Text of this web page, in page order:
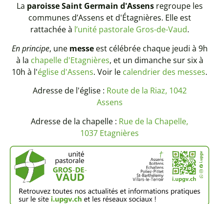
La paroisse Saint Germain d'Assensregroupe les
communes d’Assens et d'Étagnières. Elle est
rattachée à l’unité pastorale Gros-de-Vaud.
En principe, une messeest célébrée chaque jeudi à 9h
à la chapelle d'Etagnières, et un dimanche sur six à
10h à l'église d'Assens. Voir le calendrier des messes.
Adresse de l'église : Route de la Riaz, 1042
Assens
Adresse de la chapelle : Rue de la Chapelle,
1037 Etagnières